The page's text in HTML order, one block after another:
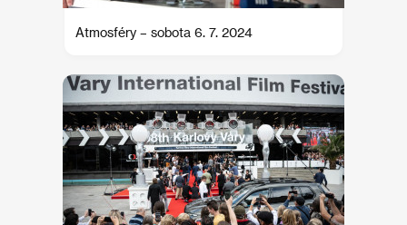
Atmosféry – sobota 6. 7. 2024